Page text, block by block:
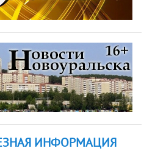
ИНФОРМАЦИЯ